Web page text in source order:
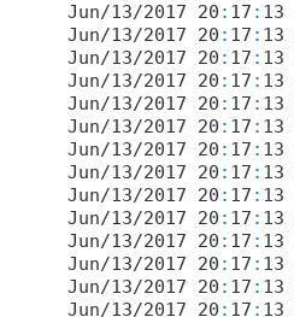
Jun/13/2017 20 : 17 : 13
Jun/13/2017 20 : 17 : 13
Jun/13/2017 20 : 17 : 13
Jun/13/2017 20 : 17 : 13
Jun/13/2017 20 : 17 : 13
Jun/13/2017 20 : 17 : 13
Jun/13/2017 20 : 17 : 13
Jun/13/2017 20 : 17 : 13
Jun/13/2017 20 : 17 : 13
Jun/13/2017 20 : 17 : 13
Jun/13/2017 20 : 17 : 13
Jun/13/2017 20 : 17 : 13
Jun/13/2017 20 : 17 : 13
Jun/13/2017 20 : 17 : 13